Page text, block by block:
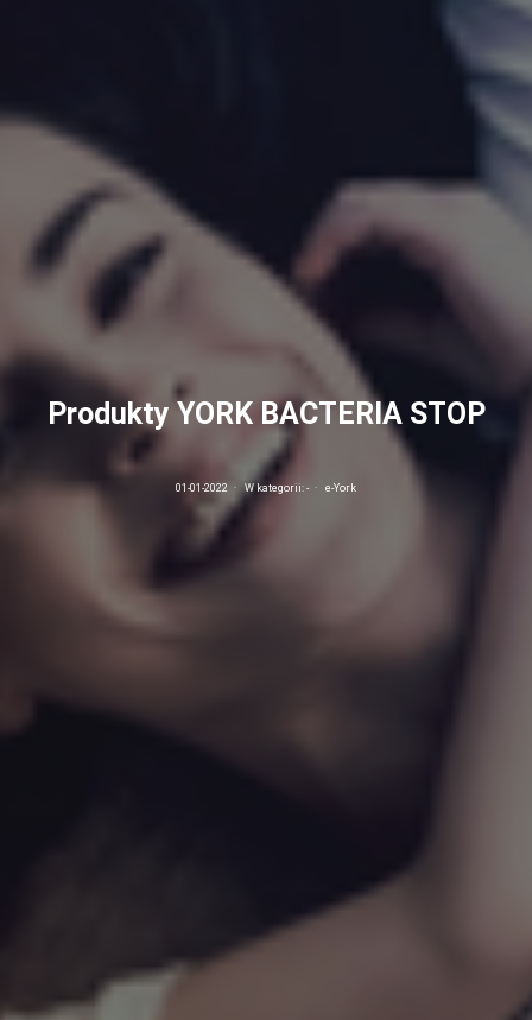
Produkty YORK BACTERIA STOP
01-01-2022 · W kategorii: - · e-York